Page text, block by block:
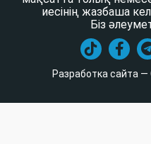
иесінің жазбаша
Біз
Разработка сайта —